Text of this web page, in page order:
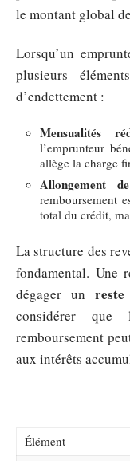
le montant global
Lorsqu’un
plusieurs
d’endettement :
Mensualités
l’emprunteur
allège la charge
Allongement
remboursement
total du crédit,
La structure des
fondamental. Une
dégager un
considérer
remboursement
aux intérêts
Élément